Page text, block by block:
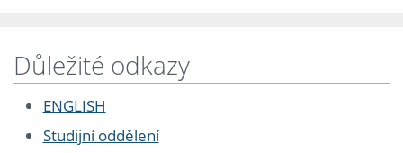
Důležité odkazy
ENGLISH
Studijní oddělení